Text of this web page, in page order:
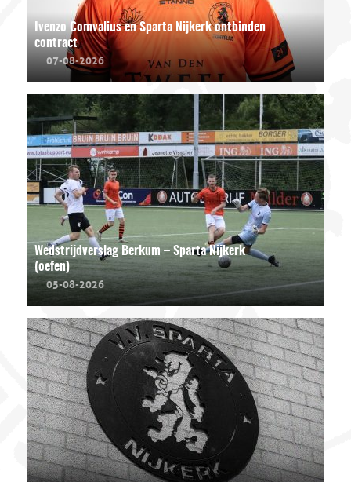
Ivenzo Comvalius en Sparta Nijkerk ontbinden
contract
07-08-2026
Wedstrijdverslag Berkum – Sparta Nijkerk
(oefen)
05-08-2026